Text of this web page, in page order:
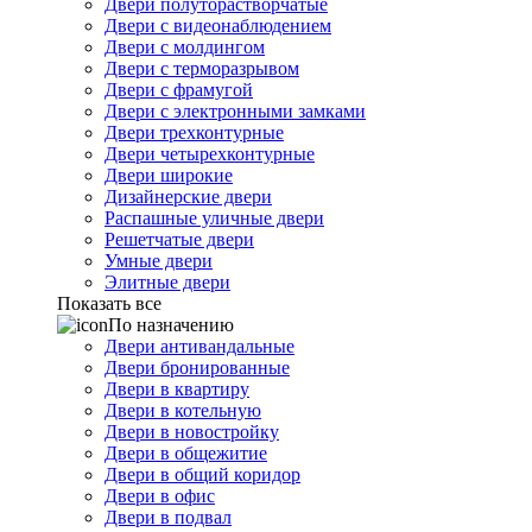
Двери полуторастворчатые
Двери с видеонаблюдением
Двери с молдингом
Двери с терморазрывом
Двери с фрамугой
Двери с электронными замками
Двери трехконтурные
Двери четырехконтурные
Двери широкие
Дизайнерские двери
Распашные уличные двери
Решетчатые двери
Умные двери
Элитные двери
Показать все
По назначению
Двери антивандальные
Двери бронированные
Двери в квартиру
Двери в котельную
Двери в новостройку
Двери в общежитие
Двери в общий коридор
Двери в офис
Двери в подвал